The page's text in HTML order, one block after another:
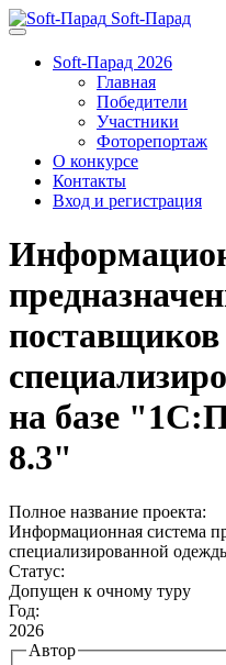
Soft-Парад
Soft-Парад 2026
Главная
Победители
Участники
Фоторепортаж
О конкурсе
Контакты
Вход и регистрация
поставщиков
на базе
8.3"
Полное название проекта:
Информационная система
специализированной
Статус:
Допущен к очному туру
Год:
2026
Автор